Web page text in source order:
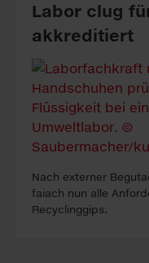
Labor clug
akkreditiert
Nach ex­ter­ner
faiach nun alle
Re­cyc­ling­gips.